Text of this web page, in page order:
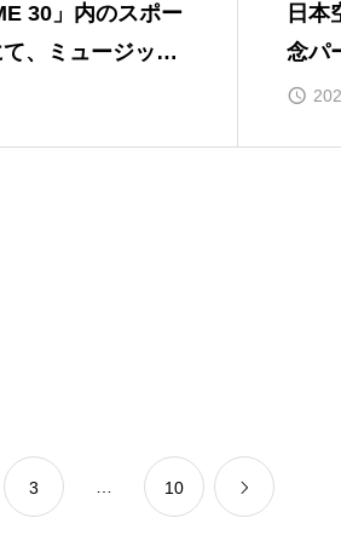
30」内のスポー
、ミュージック
ました。
日本
念パ
ック
3 10